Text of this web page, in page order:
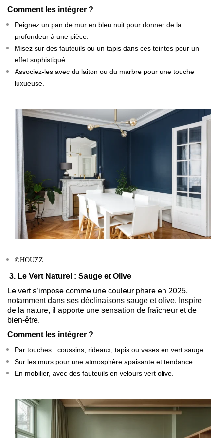
Comment les intégrer ?
Peignez un pan de mur en bleu nuit pour donner de la
profondeur à une pièce.
Misez sur des fauteuils ou un tapis dans ces teintes pour un
effet sophistiqué.
Associez-les avec du laiton ou du marbre pour une touche
luxueuse.
©HOUZZ
3. Le Vert Naturel : Sauge et Olive
Le vert s’impose comme une couleur phare en 2025,
notamment dans ses déclinaisons sauge et olive. Inspiré
de la nature, il apporte une sensation de fraîcheur et de
bien-être.
Comment les intégrer ?
Par touches : coussins, rideaux, tapis ou vases en vert sauge.
Sur les murs pour une atmosphère apaisante et tendance.
En mobilier, avec des fauteuils en velours vert olive.